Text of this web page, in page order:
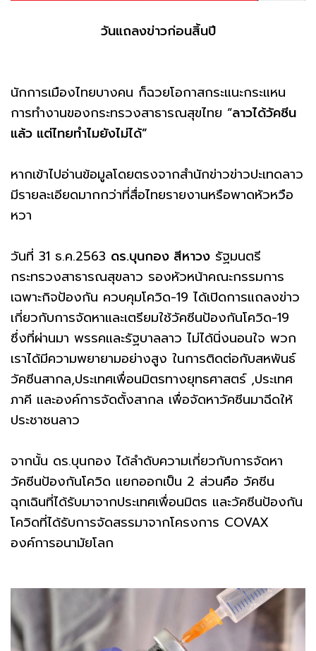
วันแถลงข่าวก่อนสิ้นปี
นักการเมืองไทยบางคน ก็ฉวยโอกาสกระแนะกระแหน
การทำงานของกระทรวงสาธารณสุขไทย “ลาวได้วัคซีน
แล้ว แต่ไทยทำไมยังไม่ได้”
หากเข้าไปอ่านข้อมูลโดยตรงจากสำนักข่าวข่าวปะเทดลาว
มีรายละเอียดมากกว่าที่สื่อไทยรายงานหรือพาดหัวหวือ
หวา
วันที่ 31 ธ.ค.2563 ดร.บุนกอง สีหาวง รัฐมนตรี
กระทรวงสาธารณสุขลาว รองหัวหน้าคณะกรรมการ
เฉพาะกิจป้องกัน ควบคุมโควิด-19 ได้เปิดการแถลงข่าว
เกี่ยวกับการจัดหาและเตรียมใช้วัคซีนป้องกันโควิด-19
ซึ่งที่ผ่านมา พรรคและรัฐบาลลาว ไม่ได้นิ่งนอนใจ พวก
เราได้มีความพยายามอย่างสูง ในการติดต่อกับสหพันธ์
วัคซีนสากล,ประเทศเพื่อนมิตรทางยุทธศาสตร์ ,ประเทศ
ภาคี และองค์การจัดตั้งสากล เพื่อจัดหาวัคซีนมาฉีดให้
ประชาชนลาว
จากนั้น ดร.บุนกอง ได้ลำดับความเกี่ยวกับการจัดหา
วัคซีนป้องกันโควิด แยกออกเป็น 2 ส่วนคือ วัคซีน
ฉุกเฉินที่ได้รับมาจากประเทศเพื่อนมิตร และวัคซีนป้องกัน
โควิดที่ได้รับการจัดสรรมาจากโครงการ COVAX
องค์การอนามัยโลก